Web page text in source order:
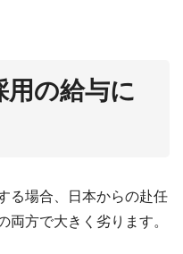
用の給与に
る場合、日本からの赴任
両方で大きく劣ります。